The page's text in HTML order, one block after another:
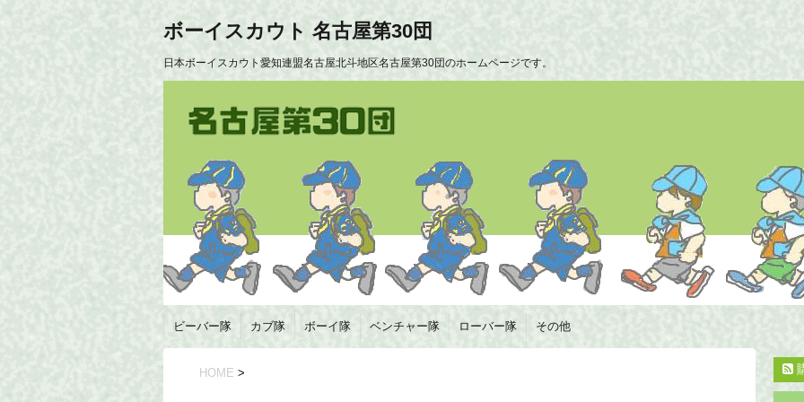
ボーイスカウト 名古屋第30団
日本ボーイスカウト愛知連盟名古屋北斗地区名古屋第30団のホームページです。
ビーバー隊 カブ隊 ボーイ隊 ベンチャー隊 ローバー隊 その他
HOME >